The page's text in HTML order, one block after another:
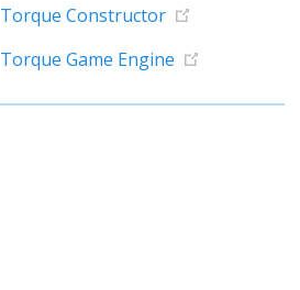
Torque Constructor
Torque Game Engine